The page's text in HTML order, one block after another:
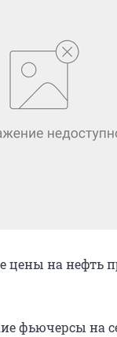
цены на нефть
фьючерсы на